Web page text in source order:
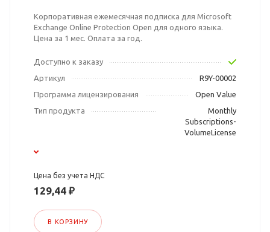
Корпоративная ежемесячная подписка для Microsoft
Exchange Online Protection Open для одного языка.
Цена за 1 мес. Оплата за год.
Доступно к заказу
Артикул
R9Y-00002
Программа лицензирования
Open Value
Тип продукта
Monthly
Subscriptions-
VolumeLicense
Цена без учета НДС
129,44 ₽
В КОРЗИНУ